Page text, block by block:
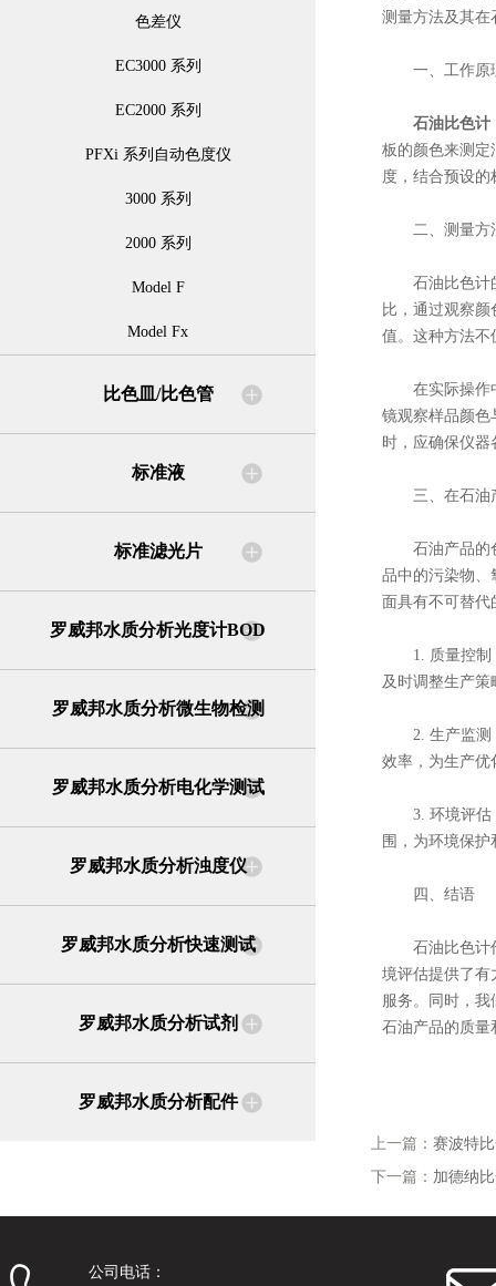
色差仪
EC3000 系列
EC2000 系列
PFXi 系列自动色度仪
3000 系列
2000 系列
Model F
Model Fx
比色皿/比色管
标准液
标准滤光片
罗威邦水质分析光度计BOD
罗威邦水质分析微生物检测
罗威邦水质分析电化学测试
罗威邦水质分析浊度仪
罗威邦水质分析快速测试
罗威邦水质分析试剂
罗威邦水质分析配件
测量方法及其在
一、工作原
石油比色计
板的颜色来测定
度，结合预设
二、测量方
石油比色计的
比，通过观察
值。这种方法不
在实际操作中
镜观察样品颜色
时，应确保仪
三、在石油
石油产品的色
品中的污染物、
面具有不可替代
1. 质量控制：
及时调整生产
2. 生产监测：
效率，为生产优
3. 环境评估：
围，为环境保
四、结语
石油比色计作
境评估提供了有
服务。同时，
石油产品的质量
上一篇： 赛波特
下一篇： 加德纳
公司电话：